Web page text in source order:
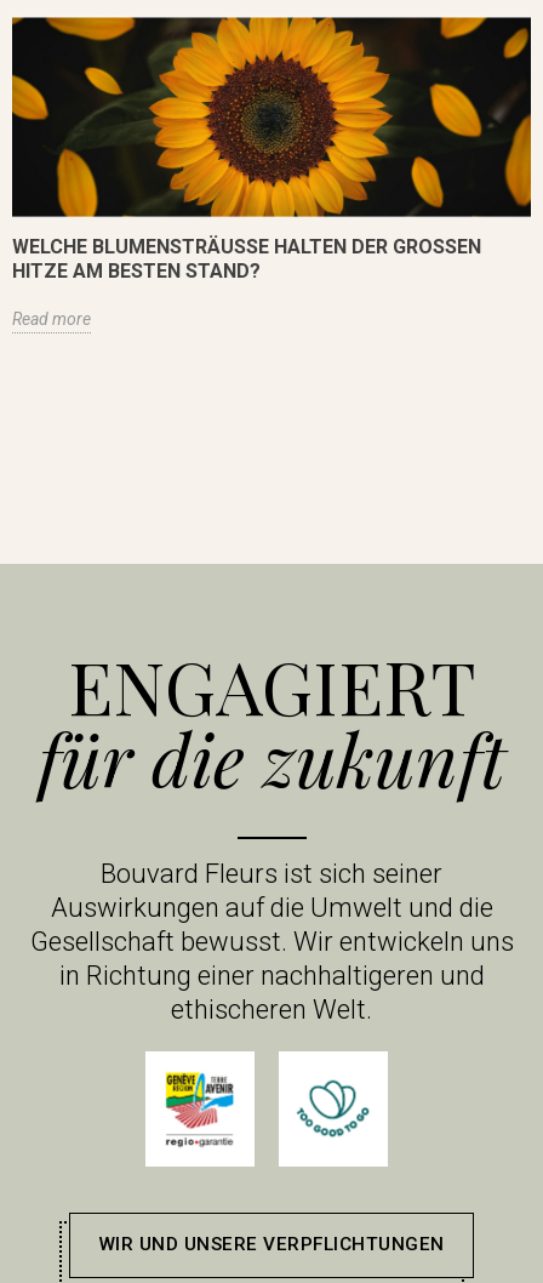
WELCHE BLUMENSTRÄUSSE HALTEN DER GROSSEN HI
TZE AM BESTEN STAND?
Read more
ENGAGIERT
für die zukunft
Bouvard Fleurs ist sich seiner
Auswirkungen auf die Umwelt und die
Gesellschaft bewusst. Wir entwickeln uns
in Richtung einer nachhaltigeren und
ethischeren Welt.
WIR UND UNSERE VERPFLICHTUNGEN